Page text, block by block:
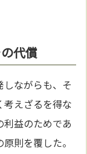
代償
ながらも、そ
考えざるを得な
利益のためであ
則を覆した。